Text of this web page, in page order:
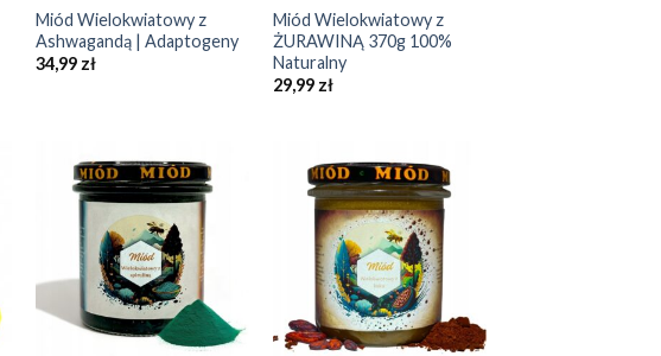
Miód Wielokwiatowy z
Ashwagandą | Adaptogeny
34,99 zł
Miód Wielokwiatowy z
ŻURAWINĄ 370g 100%
Naturalny
29,99 zł
Add to
Wishlist
Add to
Wishlist
+